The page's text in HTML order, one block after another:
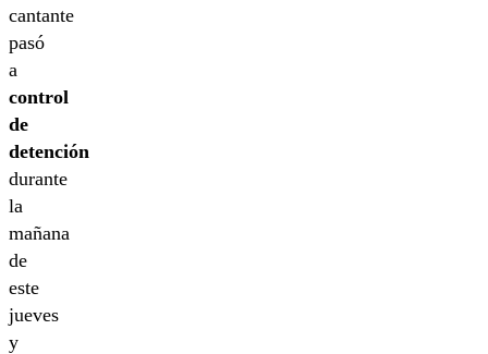
cantante
pasó
a
control
de
detención
durante
la
mañana
de
este
jueves
y